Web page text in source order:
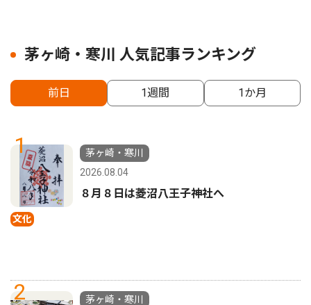
茅ヶ崎・寒川 人気記事ランキング
前日 1週間 1か月
1
文化
茅ヶ崎・寒川
2026.08.04
８月８日は菱沼八王子神社へ
2
茅ヶ崎・寒川